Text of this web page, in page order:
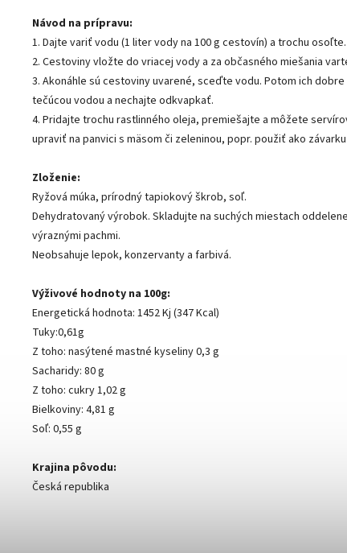
Návod na prípravu:
1. Dajte variť vodu (1 liter vody na 100 g cestovín) a trochu osoľte.
2. Cestoviny vložte do vriacej vody a za občasného miešania
3. Akonáhle sú cestoviny uvarené, sceďte vodu. Potom ich
tečúcou vodou a nechajte odkvapkať.
4. Pridajte trochu rastlinného oleja, premiešajte a môžete
upraviť na panvici s mäsom či zeleninou, popr. použiť ako
Zloženie:
Ryžová múka, prírodný tapiokový škrob, soľ.
Dehydratovaný výrobok. Skladujte na suchých miestach
výraznými pachmi.
Neobsahuje lepok, konzervanty a farbivá.
Výživové hodnoty na 100g:
Energetická hodnota: 1452 Kj (347 Kcal)
Tuky:0,61g
Z toho: nasýtené mastné kyseliny 0,3 g
Sacharidy: 80 g
Z toho: cukry 1,02 g
Bielkoviny: 4,81 g
Soľ: 0,55 g
Krajina pôvodu:
Česká republika